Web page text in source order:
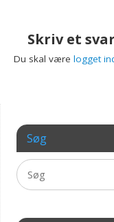
Skriv et svar
Du skal værelogget
Søg